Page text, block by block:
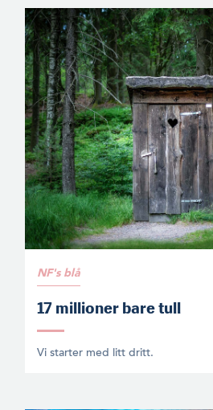
NF's blå
17 millioner bare tull
Vi starter med litt dritt.